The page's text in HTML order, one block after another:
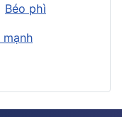
Béo phì
mạnh